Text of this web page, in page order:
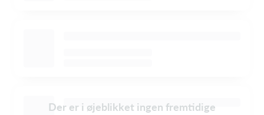
Der er i øjeblikket ingen fremtidige